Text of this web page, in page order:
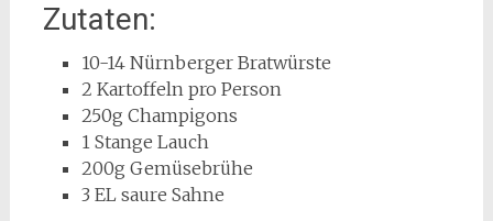
Zutaten:
10-14 Nürnberger Bratwürste
2 Kartoffeln pro Person
250g Champigons
1 Stange Lauch
200g Gemüsebrühe
3 EL saure Sahne